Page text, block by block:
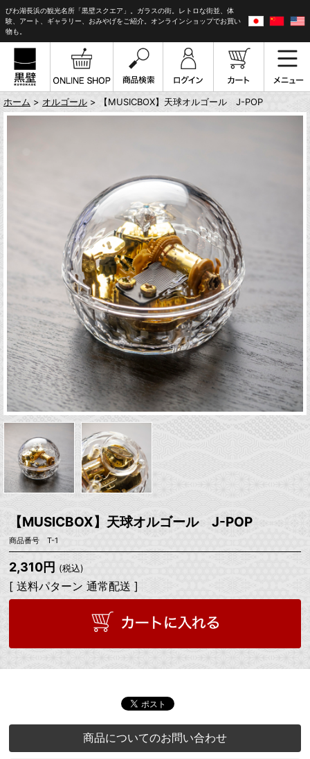
びわ湖長浜の観光名所「黒壁スクエア」。ガラスの街。レトロな街並、体
験、アート、ギャラリー、おみやげをご紹介。オンラインショップでお買い
物も。
ホーム > オルゴール > 【MUSICBOX】天球オルゴール J-POP
【MUSICBOX】天球オルゴール J-POP
商品番号 T-1
2,310円 (税込)
[ 送料パターン 通常配送 ]
商品についてのお問い合わせ